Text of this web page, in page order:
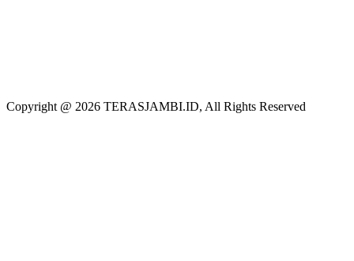
Copyright @ 2026 TERASJAMBI.ID, All Rights Reserved